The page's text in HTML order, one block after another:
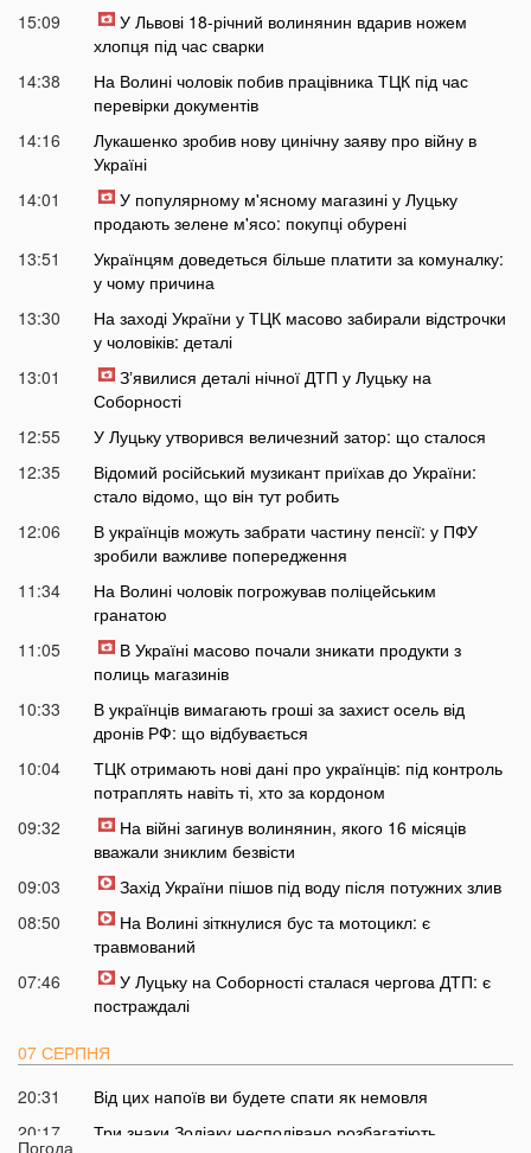
15:09
У Львові 18-річний волинянин вдарив ножем
хлопця під час сварки
14:38
На Волині чоловік побив працівника ТЦК під час
перевірки документів
14:16
Лукашенко зробив нову цинічну заяву про війну в
Україні
14:01
У популярному м'ясному магазині у Луцьку
продають зелене м'ясо: покупці обурені
13:51
Українцям доведеться більше платити за комуналку:
у чому причина
13:30
На заході України у ТЦК масово забирали відстрочки
у чоловіків: деталі
13:01
Зʼявилися деталі нічної ДТП у Луцьку на
Соборності
12:55
У Луцьку утворився величезний затор: що сталося
12:35
Відомий російський музикант приїхав до України:
стало відомо, що він тут робить
12:06
В українців можуть забрати частину пенсії: у ПФУ
зробили важливе попередження
11:34
На Волині чоловік погрожував поліцейським
гранатою
11:05
В Україні масово почали зникати продукти з
полиць магазинів
10:33
В українців вимагають гроші за захист осель від
дронів РФ: що відбувається
10:04
ТЦК отримають нові дані про українців: під контроль
потраплять навіть ті, хто за кордоном
09:32
На війні загинув волинянин, якого 16 місяців
вважали зниклим безвісти
09:03
Захід України пішов під воду після потужних злив
08:50
На Волині зіткнулися бус та мотоцикл: є
травмований
07:46
У Луцьку на Соборності сталася чергова ДТП: є
постраждалі
07 СЕРПНЯ
20:31
Від цих напоїв ви будете спати як немовля
20:17
Три знаки Зодіаку несподівано розбагатіють
Погода